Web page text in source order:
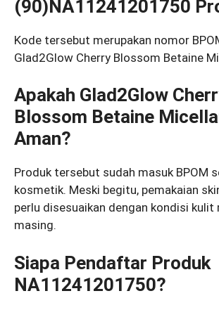
(90)NA11241201750
Kode tersebut merupakan nomor
Glad2Glow Cherry Blossom Betaine
Apakah Glad2Glow
Blossom Betaine
Aman?
Produk tersebut sudah masuk BPOM
kosmetik. Meski begitu, pemakaian
perlu disesuaikan dengan kondisi kulit
masing.
Siapa Pendaftar Produk
NA11241201750?